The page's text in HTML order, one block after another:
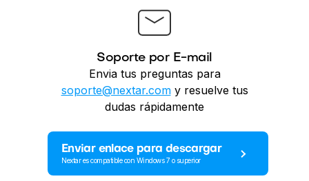
Soporte por E-mail
Envia tus preguntas para
soporte@nextar.comy resuelve tus
dudas rápidamente
Enviar enlace para descargar
Nextar es compatible con Windows 7 o superior